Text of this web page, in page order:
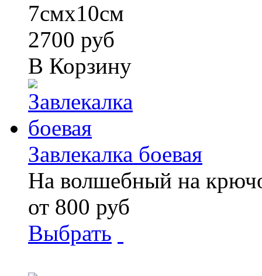
7смх10см
2700 руб
В Корзину
Завлекалка боевая
На волшебный на
от 800 руб
Выбрать